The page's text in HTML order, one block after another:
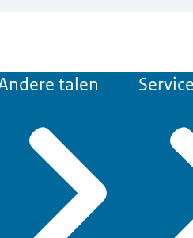
talen Service